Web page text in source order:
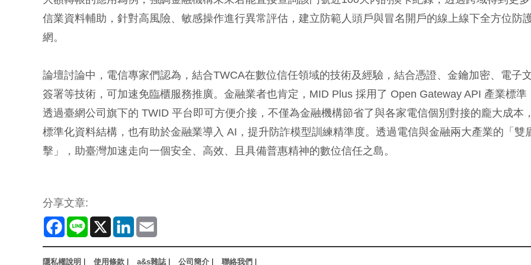
信業資料輔助，針對高風險、敏感操作進行異常評估，建立防範人頭戶與冒名開戶的線上線下全方位防
網。
論壇討論中，電信專家們認為，結合TWCA在數位信任領域的技術及經驗，結合憑證、金鑰加密、電子
簽署等技術，可加速免臨櫃服務推廣。金融業者也肯定，MID Plus 採用了 Open Gateway API 產業標準
透過臺網公司旗下的 TWID 平台即可方便介接，不僅為金融機構節省了與各家電信個別對接的龐大成本
標準化資料結構，也有助於金融業導入 AI，提升防詐模型訓練精準度。透過電信與金融兩大產業的「雙
擊」，助臺灣加速走向一個安全、高效、且具備普惠精神的數位信任之島。
分享文章:
Facebook
Line X LinkedIn
隱私權說明 使用條款 a&s雜誌| 公司簡介 聯絡我們